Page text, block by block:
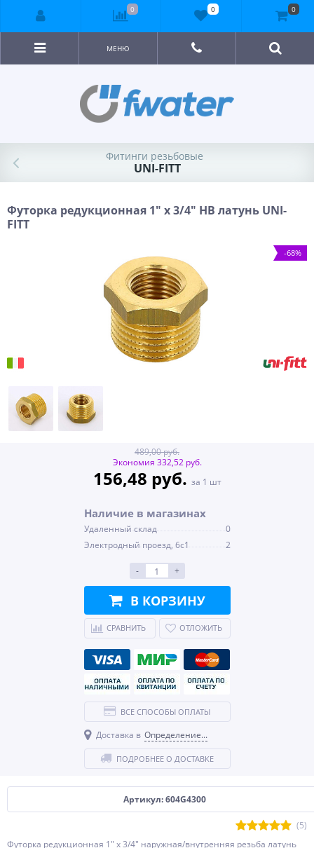
МЕНЮ
Фитинги резьбовые
UNI-FITT
Футорка редукционная 1" x 3/4" НВ латунь UNI-
FITT
-68%
Артикул: 604G4300
(5)
Футорка редукционная 1" x 3/4" наружная/внутренняя резьба латунь
489,00 руб.
Экономия 332,52 руб.
156,48 руб. за 1 шт
Наличие в магазинах
Удаленный склад
0
Электродный проезд, 6с1
2
- +
В КОРЗИНУ
СРАВНИТЬ ОТЛОЖИТЬ
ВСЕ СПОСОБЫ ОПЛАТЫ
Доставка в Определение...
ПОДРОБНЕЕ О ДОСТАВКЕ
0 0 0